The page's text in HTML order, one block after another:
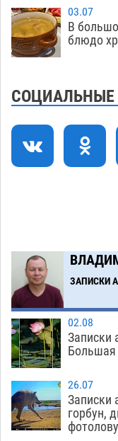
плодородию
16:24
Игорь
земельного
Тяга к
тысяч
14:09
С 11
обеспечат
03.07
В
блюдо
СОЦИАЛЬНЫЕ
ЗАПИСКИ
02.08
Записки
Большая
26.07
Записки
горбун,